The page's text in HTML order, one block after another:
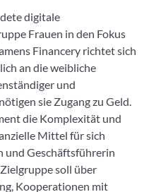
digitale
Frauen in den Fokus
Financery richtet sich
an die weibliche
und
sie Zugang zu Geld.
die Komplexität und
Mittel für sich
und Geschäftsführerin
soll über
Kooperationen mit